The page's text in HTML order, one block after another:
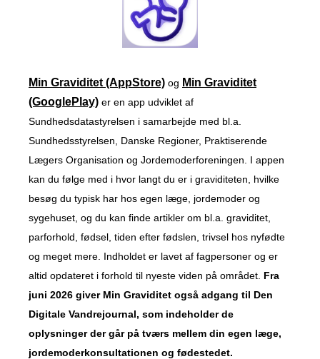
Min Graviditet (AppStore) og Min Graviditet
(GooglePlay) er en app udviklet af
Sundhedsdatastyrelsen i samarbejde med bl.a.
Sundhedsstyrelsen, Danske Regioner, Praktiserende
Lægers Organisation og Jordemoderforeningen. I appen
kan du følge med i hvor langt du er i graviditeten, hvilke
besøg du typisk har hos egen læge, jordemoder og
sygehuset, og du kan finde artikler om bl.a. graviditet,
parforhold, fødsel, tiden efter fødslen, trivsel hos nyfødte
og meget mere. Indholdet er lavet af fagpersoner og er
altid opdateret i forhold til nyeste viden på området. Fra
juni 2026 giver Min Graviditet også adgang til Den
Digitale Vandrejournal, som indeholder de
oplysninger der går på tværs mellem din egen læge,
jordemoderkonsultationen og fødestedet.